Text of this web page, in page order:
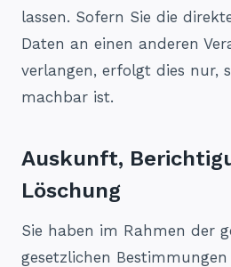
lassen. Sofern Sie die
Daten an einen anderen
verlangen, erfolgt dies nur,
machbar ist.
Auskunft,
Löschung
Sie haben im Rahmen der
gesetzlichen